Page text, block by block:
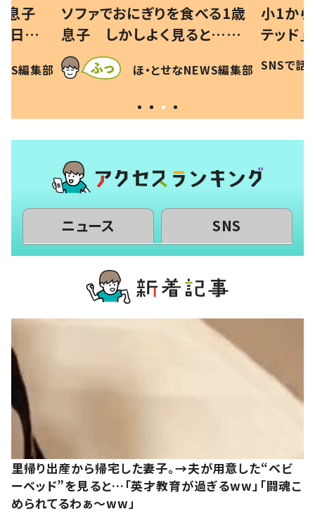
1歳
…母
現行
編集部
小1から不登校、息子は「ギフ
テッド」だった 父が“ウチ給
食”を作り続ける理由とは #令
和の親 #令和の子
SNSで話題 ほ・とせなNEWS編集部
ひ孫に
が、抱
に「涙
方ない」
ニュース SNS
里帰り出産から帰宅した妻子。→夫が用意した“ベビ
ーベッド”を見ると…「英才教育が過ぎるww」「闘魂こ
められてるわぁ～ww」